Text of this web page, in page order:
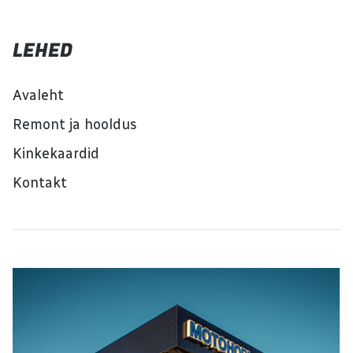
Topelt õõtshoobadega sõltumatu vedrustus
Amortisaatorid ees/taga: Õliamortisaatorid (210
8.00 R12 / 25 x 10.00 R12 Ekraan: 5,9-tolline
Laadimispordid: USB-A ja USB-C Haakekonks:
Standardvarustuses CFMOTO ATV, tootekood:
CF500ATR-17L-EPS-A-LED-ABS-GREY
LEHED
Avaleht
Remont ja hooldus
Kinkekaardid
Kontakt